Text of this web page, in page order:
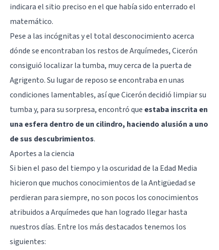
indicara el sitio preciso en el que había sido enterrado el
matemático.
Pese a las incógnitas y el total desconocimiento acerca
dónde se encontraban los restos de Arquímedes, Cicerón
consiguió localizar la tumba, muy cerca de la puerta de
Agrigento. Su lugar de reposo se encontraba en unas
condiciones lamentables, así que Cicerón decidió limpiar su
tumba y, para su sorpresa, encontró que estaba inscrita en
una esfera dentro de un cilindro, haciendo alusión a uno
de sus descubrimientos.
Aportes a la ciencia
Si bien el paso del tiempo y la oscuridad de la Edad Media
hicieron que muchos conocimientos de la Antigüedad se
perdieran para siempre, no son pocos los conocimientos
atribuidos a Arquímedes que han logrado llegar hasta
nuestros días. Entre los más destacados tenemos los
siguientes: